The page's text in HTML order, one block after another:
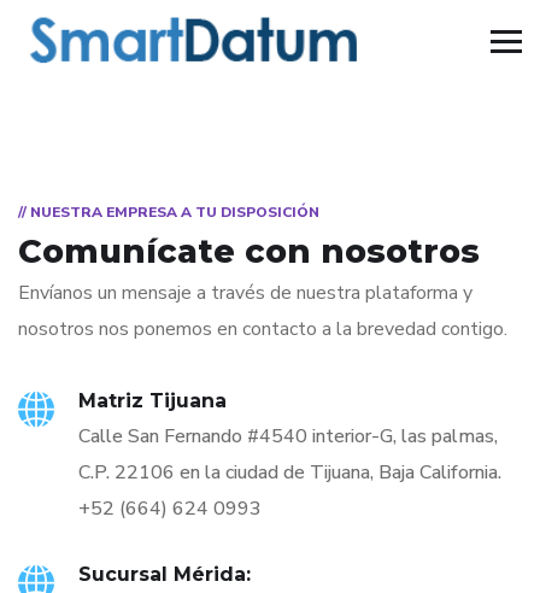
// NUESTRA EMPRESA A TU DISPOSICIÓN
Comunícate con nosotros
Envíanos un mensaje a través de nuestra plataforma y
nosotros nos ponemos en contacto a la brevedad contigo.
Matriz Tijuana
Calle San Fernando #4540 interior-G, las palmas,
C.P. 22106 en la ciudad de Tijuana, Baja California.
+52 (664) 624 0993
Sucursal Mérida: